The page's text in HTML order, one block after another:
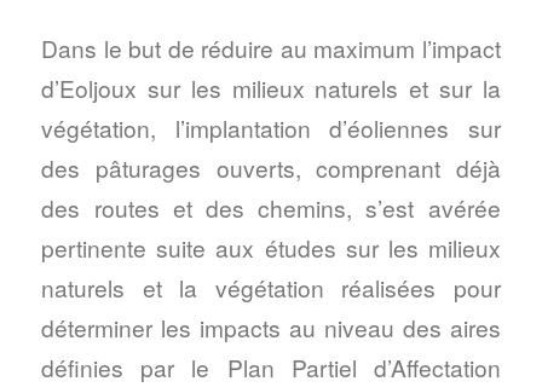
Dans le but de réduire au maximum l’impact
d’Eoljoux sur les milieux naturels et sur la
végétation, l’implantation d’éoliennes sur
des pâturages ouverts, comprenant déjà
des routes et des chemins, s’est avérée
pertinente suite aux études sur les milieux
naturels et la végétation réalisées pour
déterminer les impacts au niveau des aires
définies par le Plan Partiel d’Affectation